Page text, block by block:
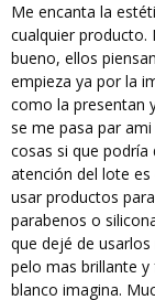
Me encanta la
cualquier producto.
bueno, ellos
empieza ya por la
como la presentan
se me pasa par
cosas si que
atención del lote es
usar productos
parabenos o
que dejé de
pelo mas brillante
blanco imagina.